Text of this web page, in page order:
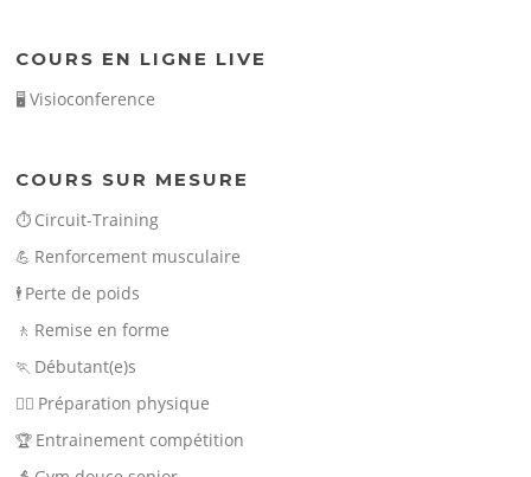
COURS EN LIGNE LIVE
🖥️Visioconference
COURS SUR MESURE
⏱️ Circuit-Training
💪 Renforcement musculaire
🕴️ Perte de poids
🚶 Remise en forme
🏃 Débutant(e)s
🏃‍♀️ Préparation physique
🏆 Entrainement compétition